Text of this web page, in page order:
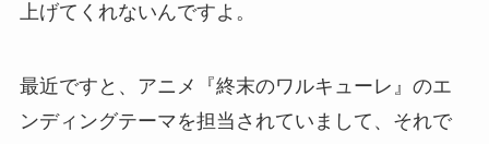
上げてくれないんですよ。
最近ですと、アニメ『終末のワルキューレ』のエ
ンディングテーマを担当されていまして、それで